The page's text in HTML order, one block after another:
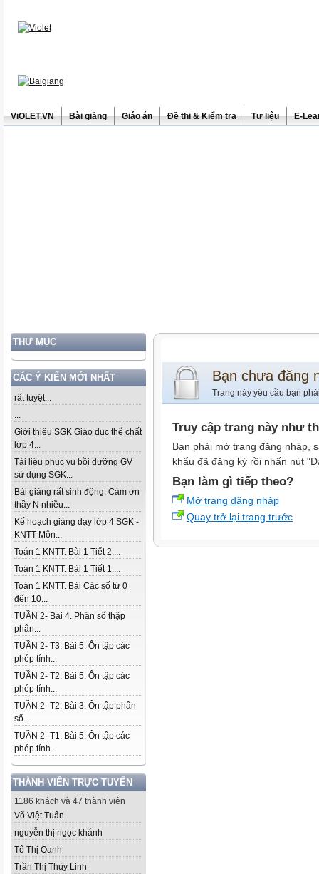
ViOLET.VN Bài giảng Giáo án Đề thi & Kiểm tra Tư liệu E-
THƯ MỤC
CÁC Ý KIẾN MỚI NHẤT
rất tuyệt...
...
Giới thiệu SGK Giáo dục thể chất
lớp 4...
Tài liệu phục vụ bồi dưỡng GV
sử dụng SGK...
Bài giảng rất sinh động. Cảm ơn
thầy N nhiều...
Kế hoạch giảng dạy lớp 4 SGK -
KNTT Môn...
Toán 1 KNTT. Bài 1 Tiết 2....
Toán 1 KNTT. Bài 1 Tiết 1....
Toán 1 KNTT. Bài Các số từ 0
đến 10...
TUẦN 2- Bài 4. Phân số thập
phân...
TUẦN 2- T3. Bài 5. Ôn tập các
phép tính...
TUẦN 2- T2. Bài 5. Ôn tập các
phép tính...
TUẦN 2- T2. Bài 3. Ôn tập phân
số...
TUẦN 2- T1. Bài 5. Ôn tập các
phép tính...
THÀNH VIÊN TRỰC TUYẾN
1186 khách và 47 thành viên
Võ Việt Tuấn
nguyễn thị ngọc khánh
Tô Thị Oanh
Trần Thị Thùy Linh
Bạn chưa đăng
Trang này yêu cầu bạn
Truy cập trang này như
Bạn phải mở trang đăng nhập,
khẩu đã đăng ký rồi nhấn nút
Bạn làm gì tiếp theo?
Mở trang đăng nhập
Quay trở lại trang trước